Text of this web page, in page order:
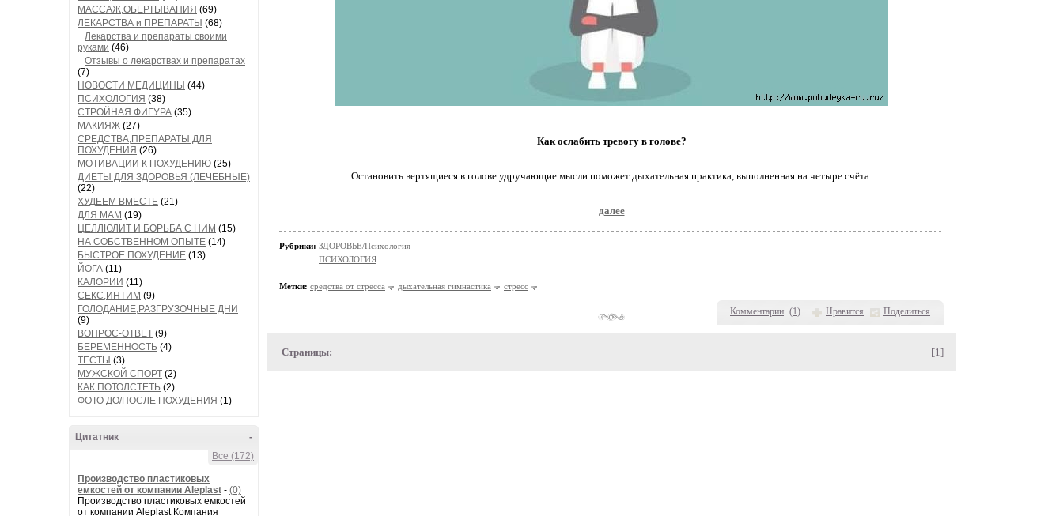
МАССАЖ,ОБЕРТЫВАНИЯ (69)
ЛЕКАРСТВА и ПРЕПАРАТЫ (68)
Лекарства и препараты своими
руками (46)
Отзывы о лекарствах и препаратах
(7)
НОВОСТИ МЕДИЦИНЫ (44)
ПСИХОЛОГИЯ (38)
СТРОЙНАЯ ФИГУРА (35)
МАКИЯЖ (27)
СРЕДСТВА,ПРЕПАРАТЫ ДЛЯ
ПОХУДЕНИЯ (26)
МОТИВАЦИИ К ПОХУДЕНИЮ (25)
ДИЕТЫ ДЛЯ ЗДОРОВЬЯ (ЛЕЧЕБНЫЕ)
(22)
ХУДЕЕМ ВМЕСТЕ (21)
ДЛЯ МАМ (19)
ЦЕЛЛЮЛИТ И БОРЬБА С НИМ (15)
НА СОБСТВЕННОМ ОПЫТЕ (14)
БЫСТРОЕ ПОХУДЕНИЕ (13)
ЙОГА (11)
КАЛОРИИ (11)
СЕКС,ИНТИМ (9)
ГОЛОДАНИЕ,РАЗГРУЗОЧНЫЕ ДНИ
(9)
ВОПРОС-ОТВЕТ (9)
БЕРЕМЕННОСТЬ (4)
ТЕСТЫ (3)
МУЖСКОЙ СПОРТ (2)
КАК ПОТОЛСТЕТЬ (2)
ФОТО ДО/ПОСЛЕ ПОХУДЕНИЯ (1)
-
Цитатник
Все (172)
Производство пластиковых
емкостей от компании Aleplast - (0)
Производство пластиковых емкостей
от компании Aleplast Компания
Комментарии (1) Нравится Поделиться
Как ослабить тревогу в голове?
Остановить вертящиеся в голове удручающие мысли поможет дыхательная практика, выполненная на четыре счёта:
далее
Рубрики: ЗДОРОВЬЕ/Психология
ПСИХОЛОГИЯ
Метки: средства от стресса дыхательная гимнастика стресс
Страницы: [1]